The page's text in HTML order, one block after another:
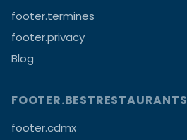
footer.termines
footer.privacy
Blog
FOOTER.BESTRESTAURANTS
footer.cdmx